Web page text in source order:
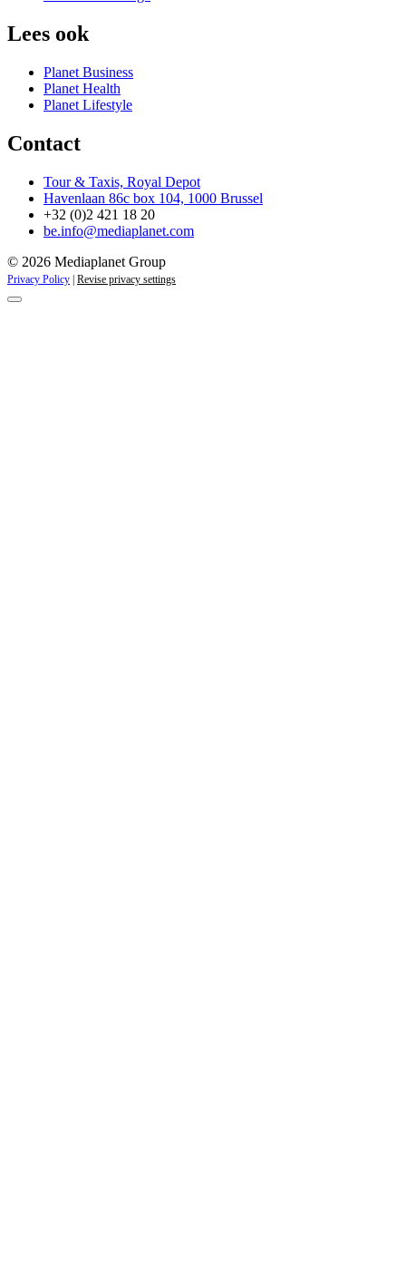
Lees ook
Planet Business
Planet Health
Planet Lifestyle
Contact
Tour & Taxis, Royal Depot
Havenlaan 86c box 104, 1000 Brussel
+32 (0)2 421 18 20
be.info@mediaplanet.com
© 2026 Mediaplanet Group
Privacy Policy | Revise privacy settings